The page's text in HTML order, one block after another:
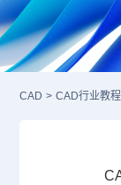
CAD > CAD行业教程